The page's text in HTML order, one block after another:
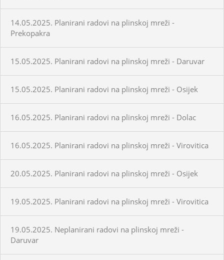
14.05.2025. Planirani radovi na plinskoj mreži -
Prekopakra
15.05.2025. Planirani radovi na plinskoj mreži - Daruvar
15.05.2025. Planirani radovi na plinskoj mreži - Osijek
16.05.2025. Planirani radovi na plinskoj mreži - Dolac
16.05.2025. Planirani radovi na plinskoj mreži - Virovitica
20.05.2025. Planirani radovi na plinskoj mreži - Osijek
19.05.2025. Planirani radovi na plinskoj mreži - Virovitica
19.05.2025. Neplanirani radovi na plinskoj mreži -
Daruvar